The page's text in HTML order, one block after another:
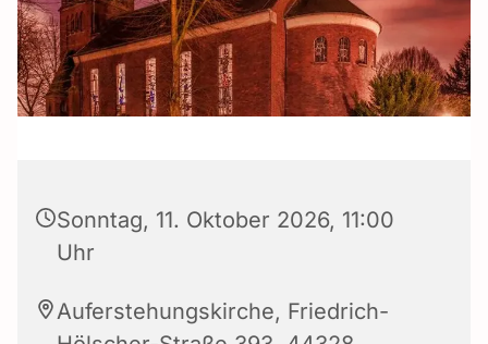
Sonntag, 11. Oktober 2026, 11:00
Uhr
Auferstehungskirche, Friedrich-